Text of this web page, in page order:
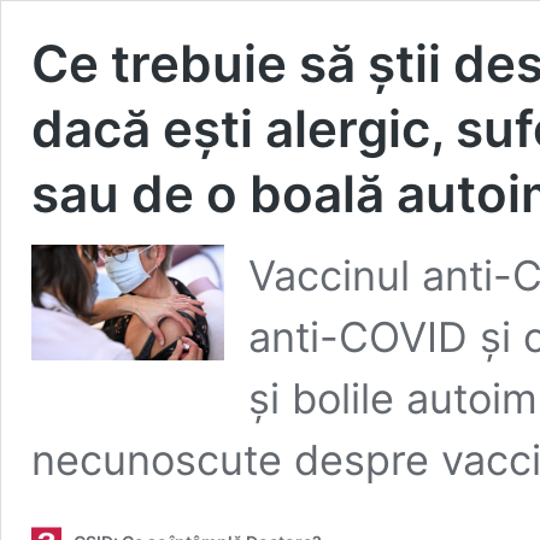
Ce trebuie să știi
dacă ești alergic,
sau de o boală
Vaccinul anti-
anti-COVID și
și bolile
necunoscute despre